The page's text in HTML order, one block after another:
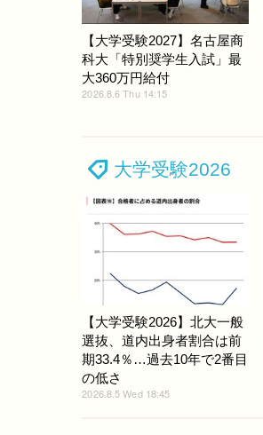
【大学受験2027】名古屋商
科大「特別奨学生入試」最
大360万円給付
2026.8.6 Thu 14:15
大学受験2026
【大学受験2026】北大一般
選抜、道内出身者割合は前
期33.4％…過去10年で2番目
の低さ
2026.8.5 Wed 18:45